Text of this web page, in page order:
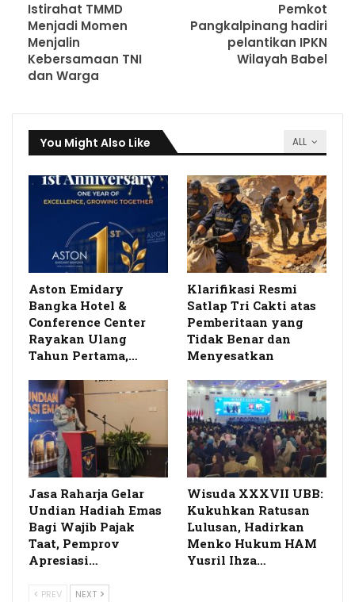
Istirahat TMMD
Menjadi Momen
Menjalin
Kebersamaan TNI
dan Warga
Pemkot
Pangkalpinang hadiri
pelantikan IPKN
Wilayah Babel
ALL
You Might Also Like
Aston Emidary
Bangka Hotel &
Conference Center
Rayakan Ulang
Tahun Pertama,…
Klarifikasi Resmi
Satlap Tri Cakti atas
Pemberitaan yang
Tidak Benar dan
Menyesatkan
Jasa Raharja Gelar
Undian Hadiah Emas
Bagi Wajib Pajak
Taat, Pemprov
Apresiasi…
Wisuda XXXVII UBB:
Kukuhkan Ratusan
Lulusan, Hadirkan
Menko Hukum HAM
Yusril Ihza…
PREV NEXT